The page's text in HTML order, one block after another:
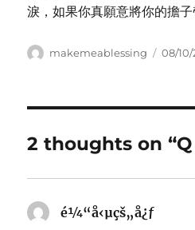
淚，如果你真願意將你的擔子
Author
makemeablessing 08/
2 thoughts on “Q
é¼“å‹µçš„å¿ƒ